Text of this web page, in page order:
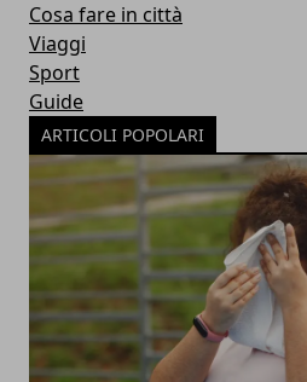
Cosa fare in città
Viaggi
Sport
Guide
ARTICOLI POPOLARI